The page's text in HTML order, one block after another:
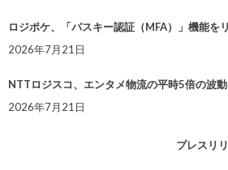
ロジポケ、「パスキー認証（MFA）」機能を
2026年7月21日
NTTロジスコ、エンタメ物流の平時5倍の波
2026年7月21日
プレスリ